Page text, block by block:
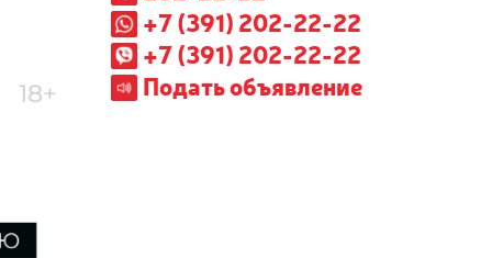
+7 (391) 202-22-22
+7 (391) 202-22-22
Подать объявление